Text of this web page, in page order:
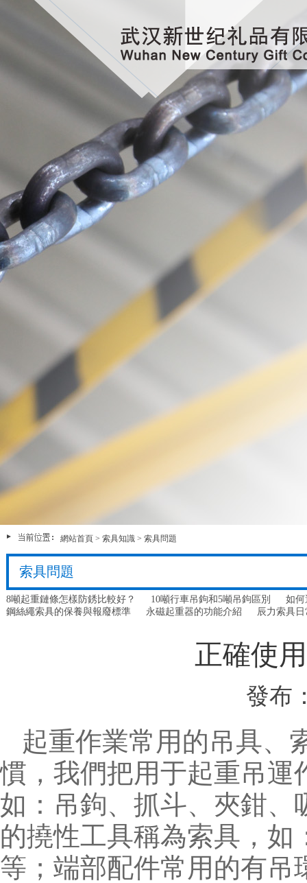
網站首頁 > 索具知識 > 索具問題
索具問題
8噸起重鏈條怎樣防銹比較好？ 10噸行車吊鉤和5噸吊鉤區別
如何
鋼絲繩索具的保養與報廢標準
永磁起重器的功能介紹 辰力索具
正確使
發布
起重作業常用的吊具、
慣，我們把用于起重吊運
如：吊鉤、抓斗、夾鉗、
的撓性工具稱為索具，
等；端部配件常用的有吊